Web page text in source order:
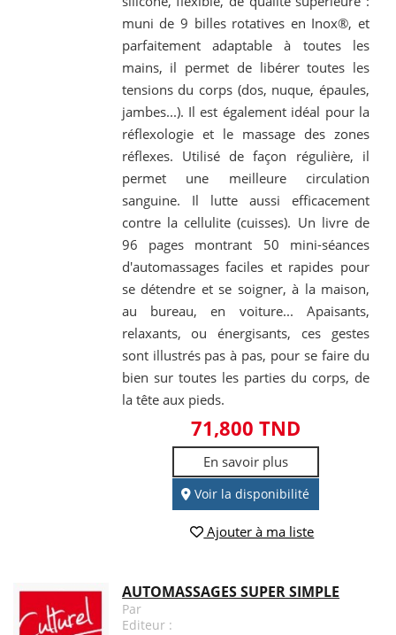
muni de 9 billes rotatives en Inox®, et
parfaitement adaptable à toutes les
mains, il permet de libérer toutes les
tensions du corps (dos, nuque, épaules,
jambes...). Il est également idéal pour la
réflexologie et le massage des zones
réflexes. Utilisé de façon régulière, il
permet une meilleure circulation
sanguine. Il lutte aussi efficacement
contre la cellulite (cuisses). Un livre de
96 pages montrant 50 mini-séances
d'automassages faciles et rapides pour
se détendre et se soigner, à la maison,
au bureau, en voiture... Apaisants,
relaxants, ou énergisants, ces gestes
sont illustrés pas à pas, pour se faire du
bien sur toutes les parties du corps, de
la tête aux pieds.
71,800 TND
En savoir plus
Voir la disponibilité
Ajouter à ma liste
AUTOMASSAGES SUPER SIMPLE
Par
Editeur :